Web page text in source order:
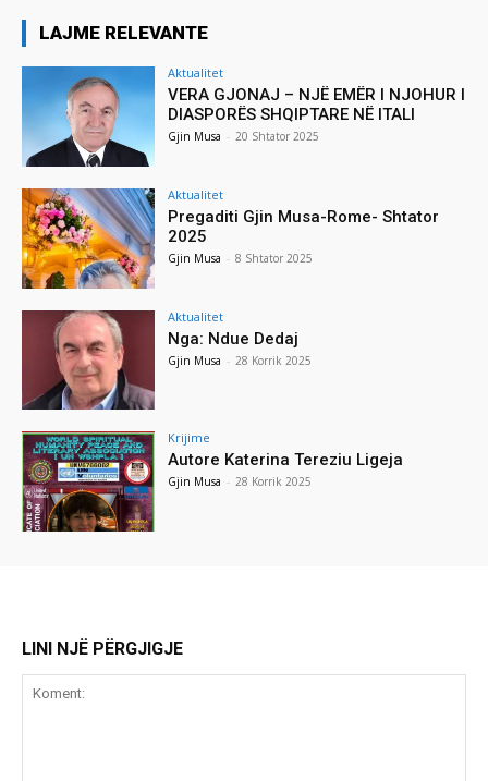
LAJME RELEVANTE
Aktualitet
VERA GJONAJ – NJË EMËR I NJOHUR I
DIASPORËS SHQIPTARE NË ITALI
Gjin Musa - 20 Shtator 2025
Aktualitet
Pregaditi Gjin Musa-Rome- Shtator
2025
Gjin Musa - 8 Shtator 2025
Aktualitet
Nga: Ndue Dedaj
Gjin Musa - 28 Korrik 2025
Krijime
Autore Katerina Tereziu Ligeja
Gjin Musa - 28 Korrik 2025
LINI NJË PËRGJIGJE